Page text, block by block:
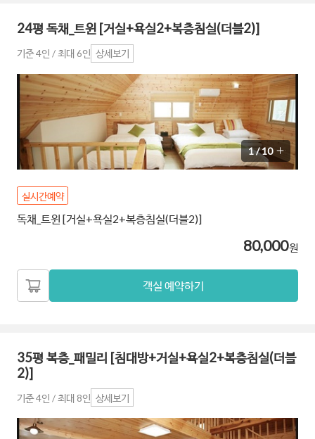
24평 독채_트윈 [거실+욕실2+복층침실(더블2)]
기준 4인 / 최대 6인 상세보기
1/10
실시간예약
독채_트윈 [거실+욕실2+복층침실(더블2)]
80,000원
객실 예약하기
35평 복층_패밀리 [침대방+거실+욕실2+복층침실(더블
2)]
기준 4인 / 최대 8인 상세보기